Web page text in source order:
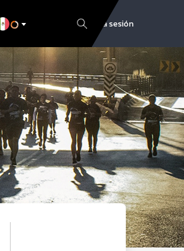
Inicia sesión